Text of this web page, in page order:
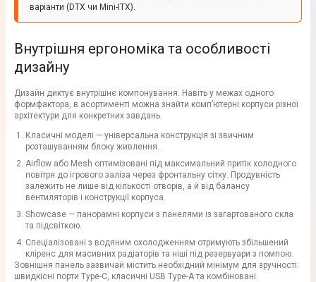
варіанти (DTX чи Mini-ITX).
Внутрішня ергономіка та особливості
дизайну
Дизайн диктує внутрішнє компонування. Навіть у межах одного
формфактора, в асортименті можна знайти комп’ютерні корпуси різної
архітектури для конкретних завдань.
Класичні моделі — універсальна конструкція зі звичним
розташуванням блоку живлення.
Airflow або Mesh оптимізовані під максимальний притік холодного
повітря до ігрового заліза через фронтальну сітку. Продувність
залежить не лише від кількості отворів, а й від балансу
вентиляторів і конструкції корпуса.
Showcase — панорамні корпуси з панелями із загартованого скла
та підсвіткою.
Спеціалізовані з водяним охолодженням отримують збільшений
кліренс для масивних радіаторів та ніші під резервуари з помпою.
Зовнішня панель зазвичай містить необхідний мінімум для зручності:
швидкісні порти Type-C, класичні USB Type-A та комбіновані